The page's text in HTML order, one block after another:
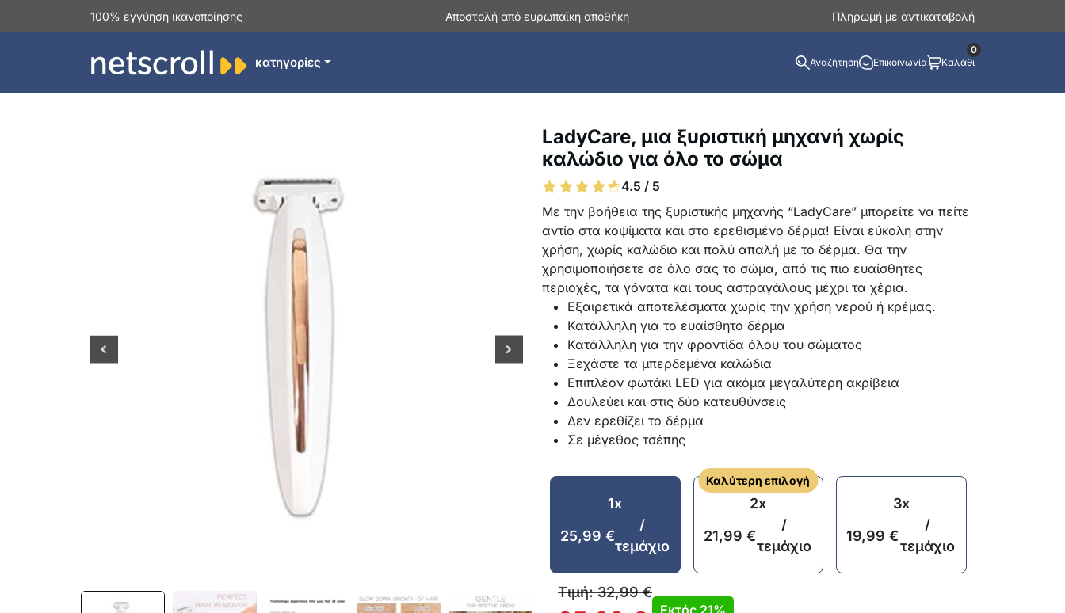
100% εγγύηση ικανοποίησης Αποστολή από ευρωπαϊκή αποθήκη Πληρωμή με αντικαταβολή
κατηγορίες Αναζήτηση Επικοινωνία Καλάθι
0
LadyCare, μια ξυριστική μηχανή χωρίς
καλώδιο για όλο το σώμα
4.5 / 5
Με την βοήθεια της ξυριστικής μηχανής “LadyCare” μπορείτε να πείτε
αντίο στα κοψίματα και στο ερεθισμένο δέρμα! Είναι εύκολη στην
χρήση, χωρίς καλώδιο και πολύ απαλή με το δέρμα. Θα την
χρησιμοποιήσετε σε όλο σας το σώμα, από τις πιο ευαίσθητες
περιοχές, τα γόνατα και τους αστραγάλους μέχρι τα χέρια.
Εξαιρετικά αποτελέσματα χωρίς την χρήση νερού ή κρέμας.
Κατάλληλη για το ευαίσθητο δέρμα
Κατάλληλη για την φροντίδα όλου του σώματος
Ξεχάστε τα μπερδεμένα καλώδια
Επιπλέον φωτάκι LED για ακόμα μεγαλύτερη ακρίβεια
Δουλεύει και στις δύο κατευθύνσεις
Δεν ερεθίζει το δέρμα
Σε μέγεθος τσέπης
1x
25,99 €
/
τεμάχιο
Καλύτερη επιλογή
2x
21,99 €
/
τεμάχιο
3x
19,99€
/
τεμάχιο
Τιμή:32,99€
Εκτός 21%